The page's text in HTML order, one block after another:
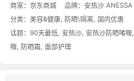
商家： 京东商城 品牌： 安热沙 ANESSA
分类： 美容&健康, 防晒\隔离, 国内优惠
话题： 90天最低, 安热沙, 安热沙防晒啫喱,
喱, 防晒霜, 面部护理